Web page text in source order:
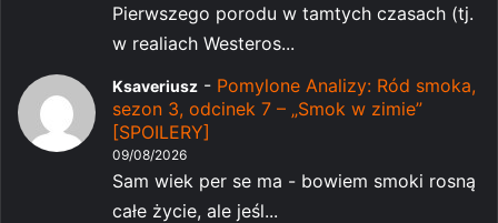
Pierwszego porodu w tamtych czasach (tj.
w realiach Westeros...
Ksaveriusz - Pomylone Analizy: Ród smoka,
sezon 3, odcinek 7 – „Smok w zimie”
[SPOILERY]
09/08/2026
Sam wiek per se ma - bowiem smoki rosną
całe życie, ale jeśl...